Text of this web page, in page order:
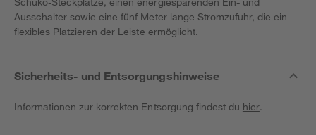
Ausschalter sowie eine fünf Meter lange Stromzufuhr, die ein
flexibles Platzieren der Leiste ermöglicht.
Sicherheits- und Entsorgungshinweise
Informationen zur korrekten Entsorgung findest du hier.